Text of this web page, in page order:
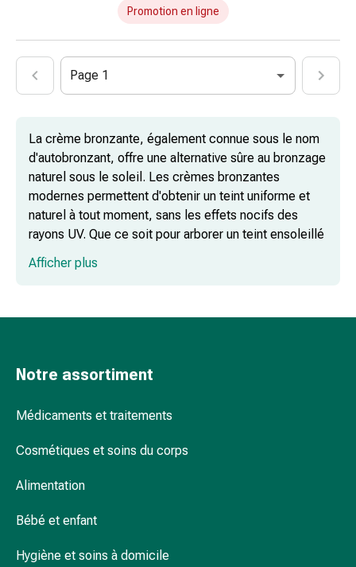
Stress,
sommeil
Tranquillisants
Labilité
de
l’humeur
Troubles
du
sommeil
respiratoires
Troubles
Infection
Métabolisme
parasitaire
insecticide
Promotion en ligne
Page 1
La crème bronzante, également connue sous le nom
d'autobronzant, offre une alternative sûre au bronzage
naturel sous le soleil. Les crèmes bronzantes
modernes permettent d'obtenir un teint uniforme et
naturel à tout moment, sans les effets nocifs des
rayons UV. Que ce soit pour arborer un teint ensoleillé
en hiver ou comme alternative aux bancs solaires, les
crèmes bronzantes sont polyvalentes et faciles à
Spray autobronzant : bronzage rapide en
Afficher plus
Notre assortiment
Médicaments et traitements
Cosmétiques et soins du corps
Alimentation
Bébé et enfant
Hygiène et soins à domicile